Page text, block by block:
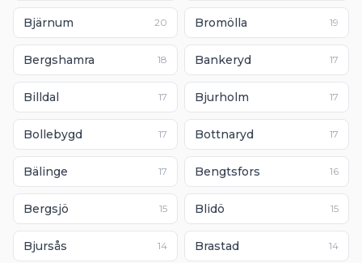
Bjärnum 20 Bromölla 19
Bergshamra 18 Bankeryd 17
Billdal 17 Bjurholm 17
Bollebygd 17 Bottnaryd 17
Bälinge 17 Bengtsfors 16
Bergsjö 15 Blidö 15
Bjursås 14 Brastad 14